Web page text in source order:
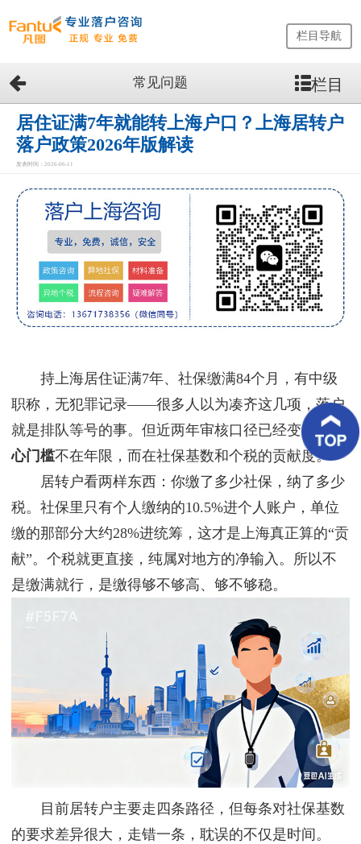
网
站
首
页
留
生
务
优
案
客
评
新
闻
资
讯
联
栏目导航
常见问题 栏目
居住证满7年就能转上海户口？上海居转户
落户政策2026年版解读
发表时间：2026-06-11
持上海居住证满7年、社保缴满84个月，有中级
职称，无犯罪记录——很多人以为凑齐这几项，落户
就是排队等号的事。但近两年审核口径已经变了，核
心门槛不在年限，而在社保基数和个税的贡献度。
居转户看两样东西：你缴了多少社保，纳了多少
税。社保里只有个人缴纳的10.5%进个人账户，单位
缴的那部分大约28%进统筹，这才是上海真正算的“贡
献”。个税就更直接，纯属对地方的净输入。所以不
是缴满就行，是缴得够不够高、够不够稳。
目前居转户主要走四条路径，但每条对社保基数
的要求差异很大，走错一条，耽误的不仅是时间。